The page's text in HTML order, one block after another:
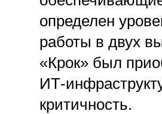
определен
работы в двух
«Крок» был
ИТ-
критичность.